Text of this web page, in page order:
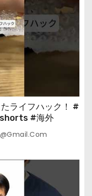
ライフハック！ #
#海外